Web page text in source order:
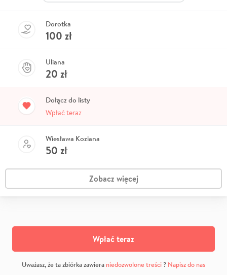
Dorotka
100 zł
Uliana
20 zł
Dołącz do listy
Wpłać teraz
Wiesława Koziana
50 zł
Zobacz więcej
Wpłać teraz
Uważasz, że ta zbiórka zawiera niedozwolone treści? Napisz do nas